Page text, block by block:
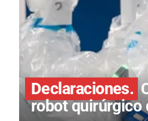
Declaraciones.
robot quirúrgico